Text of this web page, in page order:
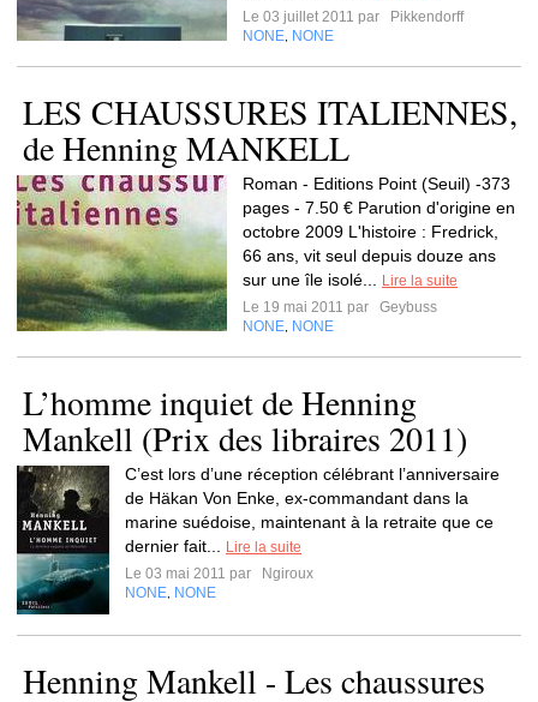
Le 03 juillet 2011 par
Pikkendorff
NONE NONE
LES CHAUSSURES ITALIENNES,
de Henning MANKELL
Roman - Editions Point (Seuil) -373
pages - 7.50 € Parution d'origine en
octobre 2009 L'histoire : Fredrick,
66 ans, vit seul depuis douze ans
sur une île isolé...
Lire la suite
Le 19 mai 2011 par
Geybuss
NONE NONE
L’homme inquiet de Henning
Mankell (Prix des libraires 2011)
C’est lors d’une réception célébrant l’anniversaire
de Häkan Von Enke, ex-commandant dans la
marine suédoise, maintenant à la retraite que ce
dernier fait...
Lire la suite
Le 03 mai 2011 par
Ngiroux
NONE NONE
Henning Mankell - Les chaussures